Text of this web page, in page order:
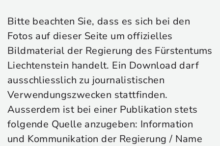
Bitte beachten Sie, dass es sich bei den
Fotos auf dieser Seite um offizielles
Bildmaterial der Regierung des Fürstentums
Liechtenstein handelt. Ein Download darf
ausschliesslich zu journalistischen
Verwendungszwecken stattfinden.
Ausserdem ist bei einer Publikation stets
folgende Quelle anzugeben: Information
und Kommunikation der Regierung / Name